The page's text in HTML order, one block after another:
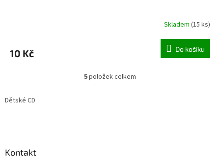
Skladem (15 ks)
10 Kč Do košíku
O
d
5položek celkem
Dětské CD
Kontakt